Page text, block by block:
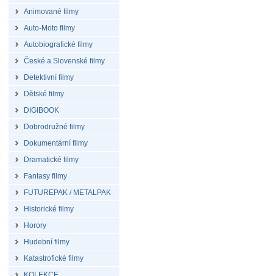
Animované filmy
Auto-Moto filmy
Autobiografické filmy
České a Slovenské filmy
Detektivní filmy
Dětské filmy
DIGIBOOK
Dobrodružné filmy
Dokumentární filmy
Dramatické filmy
Fantasy filmy
FUTUREPAK / METALPAK
Historické filmy
Horory
Hudební filmy
Katastrofické filmy